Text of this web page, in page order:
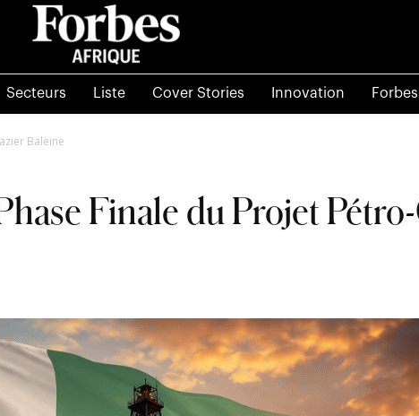
Secteurs Liste Cover Stories Innovation
Baleine
Finale du Projet